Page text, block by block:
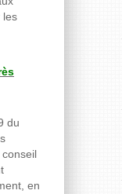
les
du
en